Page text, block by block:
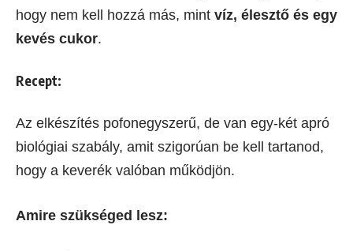
hogy nem kell hozzá más, mint víz, élesztő és egy
kevés cukor.
Recept:
Az elkészítés pofonegyszerű, de van egy-két apró
biológiai szabály, amit szigorúan be kell tartanod,
hogy a keverék valóban működjön.
Amire szükséged lesz: